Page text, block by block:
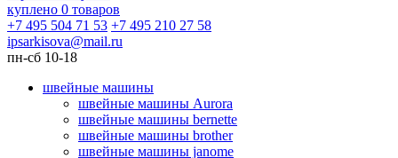
куплено 0 товаров
+7 495 504 71 53 +7 495 210 27 58
ipsarkisova@mail.ru
пн-сб 10-18
швейные машины
швейные машины Aurora
швейные машины bernette
швейные машины brother
швейные машины janome